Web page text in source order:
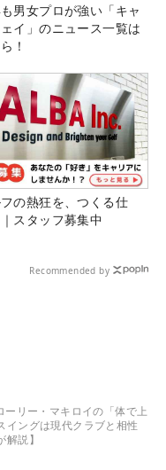
男女プロが強い「キャ
イ」のニュース一覧は
！
の熱狂を、つくる仕
スタッフ募集中
Recommended by
ーリー・マキロイの「体で上
イングは現代クラブと相性
説】